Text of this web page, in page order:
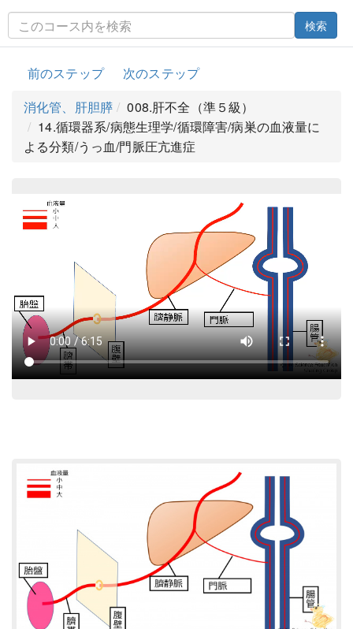
検索
前のステップ
次のステップ
消化管、肝胆膵
008.肝不全（準５級）
14.循環器系/病態生理学/循環障害/病巣の血液量に
よる分類/うっ血/門脈圧亢進症